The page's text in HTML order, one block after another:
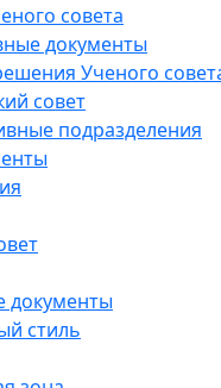
совета
документы
Ученого
совет
подразделения
стиль